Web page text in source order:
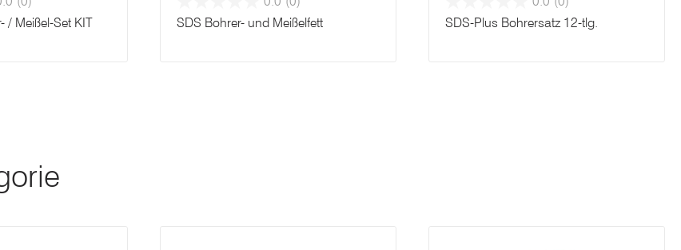
/ Meißel-Set KIT
SDS Bohrer- und Meißelfett
SDS-Plus Bohrersatz 12-tlg.